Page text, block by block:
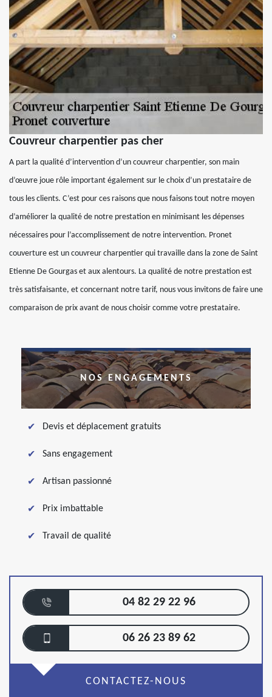
Couvreur charpentier pas cher
A part la qualité d’intervention d’un couvreur charpentier, son main
d’œuvre joue rôle important également sur le choix d’un prestataire de
tous les clients. C’est pour ces raisons que nous faisons tout notre moyen
d’améliorer la qualité de notre prestation en minimisant les dépenses
nécessaires pour l’accomplissement de notre intervention. Pronet
couverture est un couvreur charpentier qui travaille dans la zone de Saint
Etienne De Gourgas et aux alentours. La qualité de notre prestation est
très satisfaisante, et concernant notre tarif, nous vous invitons de faire une
comparaison de prix avant de nous choisir comme votre prestataire.
NOS ENGAGEMENTS
Devis et déplacement gratuits
Sans engagement
Artisan passionné
Prix imbattable
Travail de qualité
04 82 29 22 96
06 26 23 89 62
CONTACTEZ-NOUS